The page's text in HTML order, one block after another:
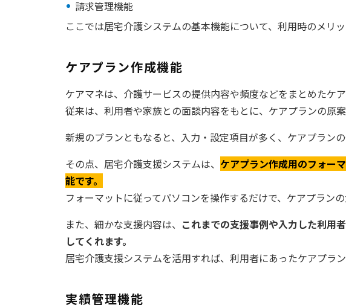
請求管理機能
ここでは居宅介護システムの基本機能について、利用時のメリ
ケアプラン作成機能
ケアマネは、介護サービスの提供内容や頻度などをまとめたケア
従来は、利用者や家族との面談内容をもとに、ケアプランの原
新規のプランともなると、入力・設定項目が多く、ケアプラン
その点、居宅介護支援システムは、 ケアプラン作成用のフォー
能です。
フォーマットに従ってパソコンを操作するだけで、ケアプランの
また、細かな支援内容は、 これまでの支援事例や入力した利用
してくれます。
居宅介護支援システムを活用すれば、利用者にあったケアプラ
実績管理機能